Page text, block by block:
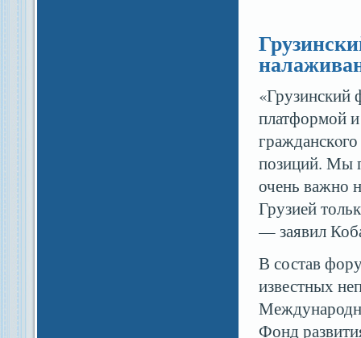
«Грузинский
платформой и
позиций. Мы
очень важно
Грузией
— заявил
В состав
известных
Фонд